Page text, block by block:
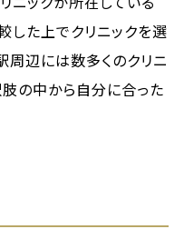
した上でクリニックを選
周辺には数多くのクリニ
の中から自分に合った